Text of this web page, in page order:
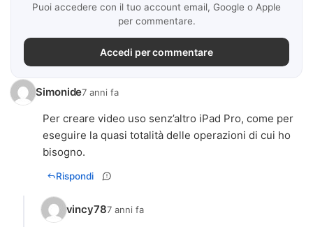
Puoi accedere con il tuo account email, Google o Apple
per commentare.
Accedi per commentare
Simonide7 anni fa
Per creare video uso senz’altro iPad Pro, come per
eseguire la quasi totalità delle operazioni di cui ho
bisogno.
Rispondi
vincy787 anni fa